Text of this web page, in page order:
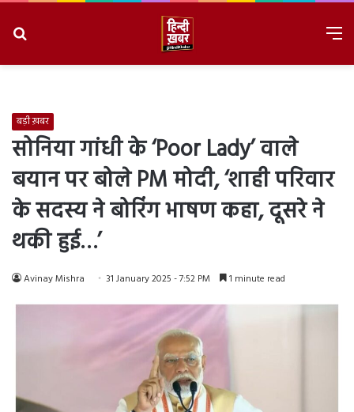
बड़ी ख़बर
सोनिया गांधी के ‘Poor Lady’ वाले
बयान पर बोले PM मोदी, ‘शाही परिवार
के सदस्य ने बोरिंग भाषण कहा, दूसरे ने
थकी हुई…’
Avinay Mishra 31 January 2025 - 7:52 PM 1 minute read